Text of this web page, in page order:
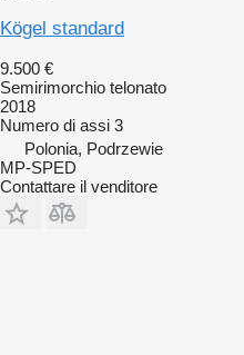
Kögel standard
9.500 €
Semirimorchio telonato
2018
Numero di assi 3
Polonia, Podrzewie
MP-SPED
Contattare il venditore